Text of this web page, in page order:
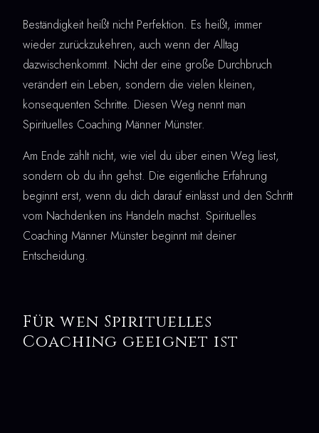
Beständigkeit heißt nicht Perfektion. Es heißt, immer
wieder zurückzukehren, auch wenn der Alltag
dazwischenkommt. Nicht der eine große Durchbruch
verändert ein Leben, sondern die vielen kleinen,
konsequenten Schritte. Diesen Weg nennt man
Spirituelles Coaching Männer Münster.
Am Ende zählt nicht, wie viel du über einen Weg liest,
sondern ob du ihn gehst. Die eigentliche Erfahrung
beginnt erst, wenn du dich darauf einlässt und den Schritt
vom Nachdenken ins Handeln machst. Spirituelles
Coaching Männer Münster beginnt mit deiner
Entscheidung.
Für wen Spirituelles
Coaching geeignet ist